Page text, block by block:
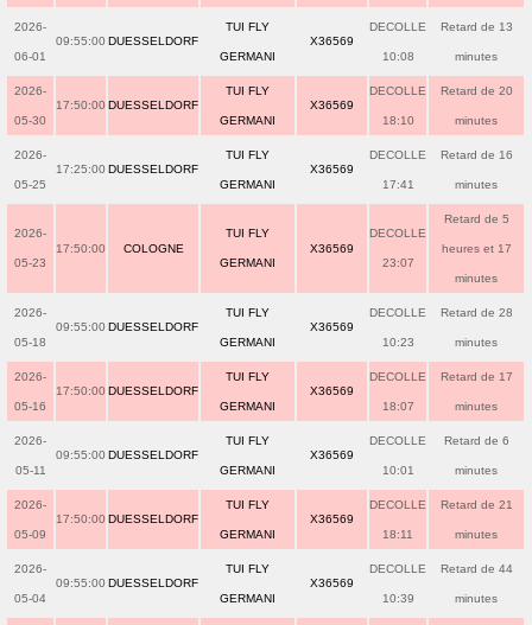
2026-
06-01
09:55:00 DUESSELDORF
TUI FLY
GERMANI
X36569
DECOLLE
10:08
Retard de 13
minutes
2026-
05-30
17:50:00 DUESSELDORF
TUI FLY
GERMANI
X36569
DECOLLE
18:10
Retard de 20
minutes
2026-
05-25
17:25:00 DUESSELDORF
TUI FLY
GERMANI
X36569
DECOLLE
17:41
Retard de 16
minutes
2026-
05-23
17:50:00 COLOGNE
TUI FLY
GERMANI
X36569
DECOLLE
23:07
Retard de 5
heures et 17
minutes
2026-
05-18
09:55:00 DUESSELDORF
TUI FLY
GERMANI
X36569
DECOLLE
10:23
Retard de 28
minutes
2026-
05-16
17:50:00 DUESSELDORF
TUI FLY
GERMANI
X36569
DECOLLE
18:07
Retard de 17
minutes
2026-
05-11
09:55:00 DUESSELDORF
TUI FLY
GERMANI
X36569
DECOLLE
10:01
Retard de 6
minutes
2026-
05-09
17:50:00 DUESSELDORF
TUI FLY
GERMANI
X36569
DECOLLE
18:11
Retard de 21
minutes
2026-
05-04
09:55:00 DUESSELDORF
TUI FLY
GERMANI
X36569
DECOLLE
10:39
Retard de 44
minutes